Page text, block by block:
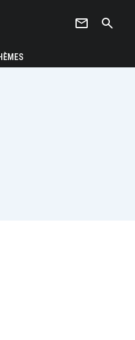
newsletter search